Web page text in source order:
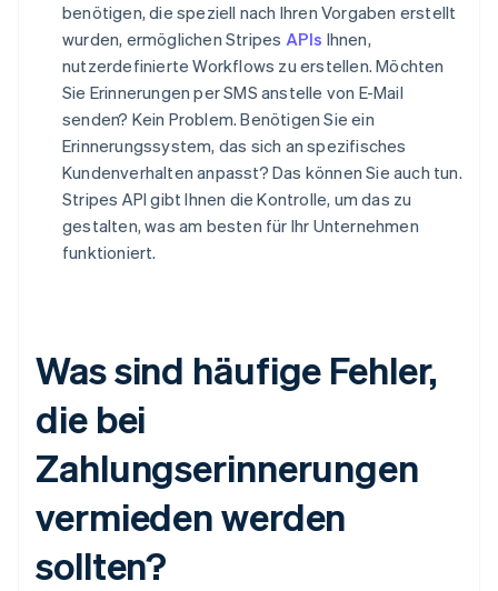
benötigen, die speziell nach Ihren Vorgaben erstellt
wurden, ermöglichen Stripes APIs Ihnen,
nutzerdefinierte Workflows zu erstellen. Möchten
Sie Erinnerungen per SMS anstelle von E-Mail
senden? Kein Problem. Benötigen Sie ein
Erinnerungssystem, das sich an spezifisches
Kundenverhalten anpasst? Das können Sie auch tun.
Stripes API gibt Ihnen die Kontrolle, um das zu
gestalten, was am besten für Ihr Unternehmen
funktioniert.
Was sind häufige Fehler,
die bei
Zahlungserinnerungen
vermieden werden
sollten?